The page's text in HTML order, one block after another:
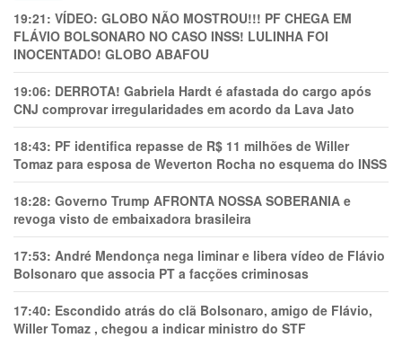
19:21: VÍDEO: GLOBO NÃO MOSTROU!!! PF CHEGA EM
FLÁVIO BOLSONARO NO CASO INSS! LULINHA FOI
INOCENTADO! GLOBO ABAFOU
19:06: DERROTA! Gabriela Hardt é afastada do cargo após
CNJ comprovar irregularidades em acordo da Lava Jato
18:43: PF identifica repasse de R$ 11 milhões de Willer
Tomaz para esposa de Weverton Rocha no esquema do INSS
18:28: Governo Trump AFRONTA NOSSA SOBERANIA e
revoga visto de embaixadora brasileira
17:53: André Mendonça nega liminar e libera vídeo de Flávio
Bolsonaro que associa PT a facções criminosas
17:40: Escondido atrás do clã Bolsonaro, amigo de Flávio,
Willer Tomaz , chegou a indicar ministro do STF